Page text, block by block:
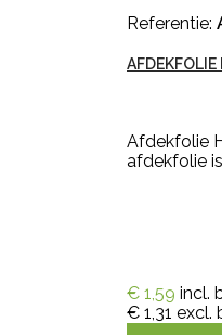
Referentie:
AFDEKFOLIE
Afdekfolie
afdekfolie
€ 1,59 incl.
€ 1,31 excl.